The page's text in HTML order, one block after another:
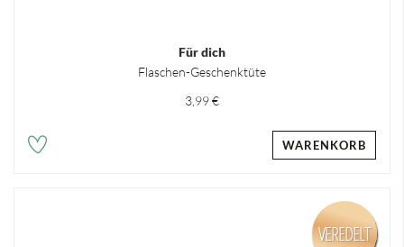
Für dich
Flaschen-Geschenktüte
3,99 €
WARENKORB
VEREDELT